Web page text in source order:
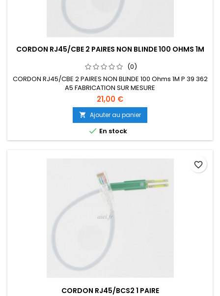
CORDON RJ45/CBE 2 PAIRES NON BLINDE 100 OHMS 1M
(0)
CORDON RJ45/CBE 2 PAIRES NON BLINDE 100 Ohms 1M P 39 362
A5 FABRICATION SUR MESURE
21,00 €
 Ajouter au panier
 En stock
CORDON RJ45/BCS2 1 PAIRE
favorite_border